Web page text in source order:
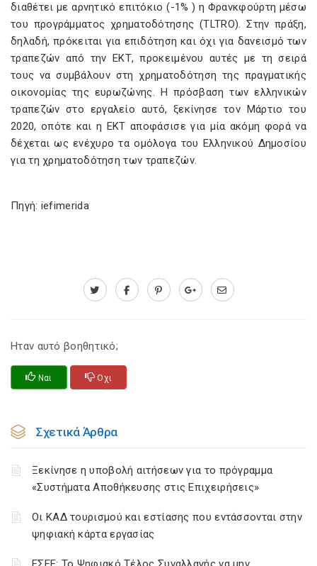
διαθέτει με αρνητικό επιτόκιο (-1% ) η Φρανκφούρτη μέσω
του προγράμματος χρηματοδότησης (TLTRO). Στην πράξη,
δηλαδή, πρόκειται για επιδότηση και όχι για δανεισμό των
τραπεζών από την ΕΚΤ, προκειμένου αυτές με τη σειρά
τους να συμβάλουν στη χρηματοδότηση της πραγματικής
οικονομίας της ευρωζώνης. Η πρόσβαση των ελληνικών
τραπεζών στο εργαλείο αυτό, ξεκίνησε τον Μάρτιο του
2020, οπότε και η ΕΚΤ αποφάσισε για μία ακόμη φορά να
δέχεται ως ενέχυρο τα ομόλογα του Ελληνικού Δημοσίου
για τη χρηματοδότηση των τραπεζών.
Πηγή: iefimerida
Ηταν αυτό βοηθητικό;
Ναι Οχι
Σχετικά Άρθρα
Ξεκίνησε η υποβολή αιτήσεων για το πρόγραμμα
«Συστήματα Αποθήκευσης στις Επιχειρήσεις»
Οι ΚΑΔ τουρισμού και εστίασης που εντάσσονται στην
ψηφιακή κάρτα εργασίας